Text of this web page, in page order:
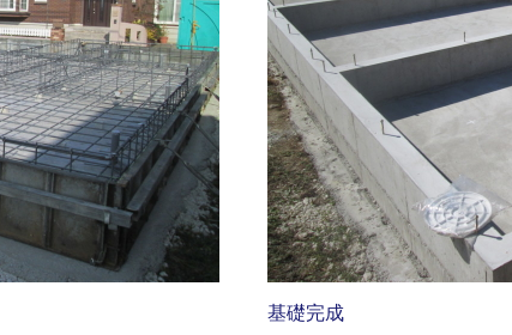
基礎完成